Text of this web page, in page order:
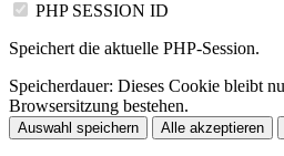
PHP SESSION ID
Speichert die aktuelle PHP-Session.
Speicherdauer: Dieses Cookie bleibt
Browsersitzung bestehen.
Auswahl speichern Alle akzeptieren